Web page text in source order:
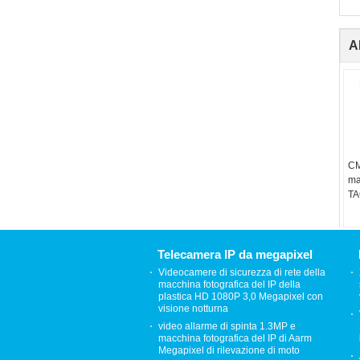
Telecamera IP da megapixel
Videocamere di sicurezza di rete della
macchina fotografica del IP della
plastica HD 1080P 3,0 Megapixel con
visione notturna
video allarme di spinta 1.3MP e
macchina fotografica del IP di Aarm
Megapixel di rilevazione di moto